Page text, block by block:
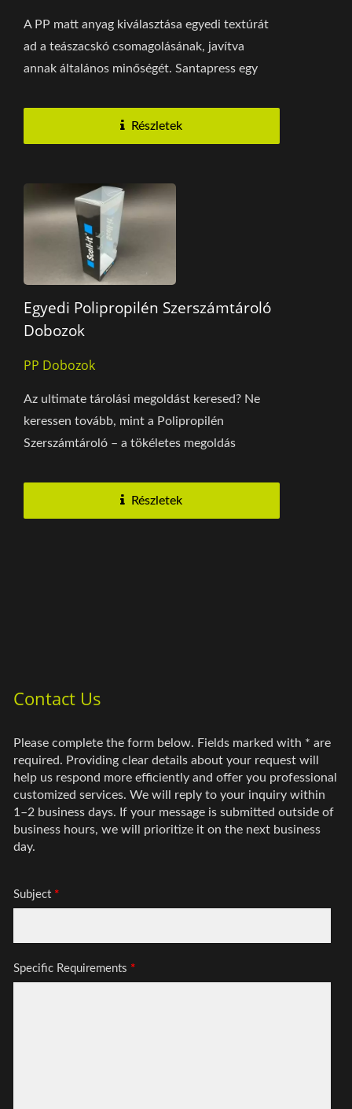
A PP matt anyag kiválasztása egyedi textúrát
ad a teászacskó csomagolásának, javítva
annak általános minőségét. Santapress egy
Részletek
Egyedi Polipropilén Szerszámtároló
Dobozok
PP Dobozok
Az ultimate tárolási megoldást keresed? Ne
keressen tovább, mint a Polipropilén
Szerszámtároló – a tökéletes megoldás
Részletek